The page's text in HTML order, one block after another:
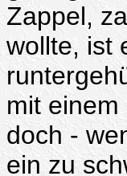
Zappel,
wollte, ist
mit einem
doch -
ein zu